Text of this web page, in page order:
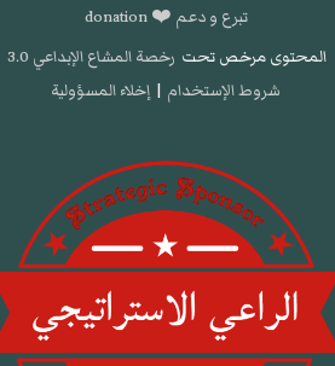
تبرع و دعم ❤️ donation
المحتوى مرخص تحت رخصة المشاع الإبداعي 3.0
شروط الإستخدام | إخلاء المسؤولية